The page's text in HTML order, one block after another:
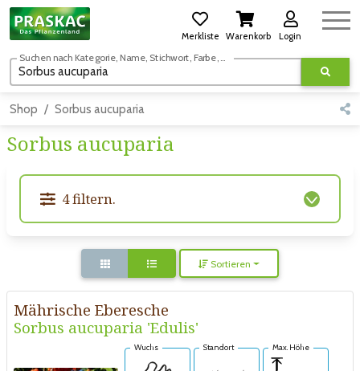
Merkliste Warenkorb Login
Suchen nach Kategorie, Name, Stichwort, Farbe, usw.
Shop Sorbus aucuparia
Sorbus aucuparia
4 filtern.
Sortieren
Mährische Eberesche
Sorbus aucuparia 'Edulis'
Wuchs Standort Max. Höhe